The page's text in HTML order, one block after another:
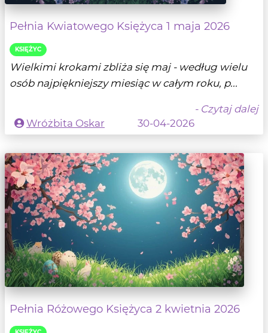
Pełnia Kwiatowego Księżyca 1 maja 2026
KSIĘŻYC
Wielkimi krokami zbliża się maj - według wielu
osób najpiękniejszy miesiąc w całym roku, p...
- Czytaj dalej
Wróżbita Oskar
30-04-2026
Pełnia Różowego Księżyca 2 kwietnia 2026